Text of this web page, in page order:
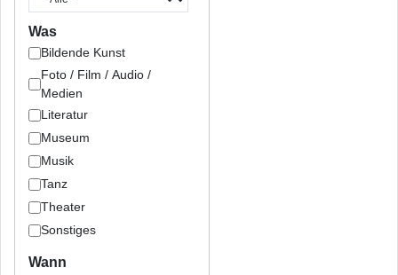
Was
Bildende Kunst
Foto / Film / Audio /
Medien
Literatur
Museum
Musik
Tanz
Theater
Sonstiges
Wann